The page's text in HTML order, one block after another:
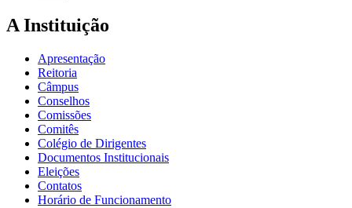
A Instituição
Apresentação
Reitoria
Câmpus
Conselhos
Comissões
Comitês
Colégio de Dirigentes
Documentos Institucionais
Eleições
Contatos
Horário de Funcionamento